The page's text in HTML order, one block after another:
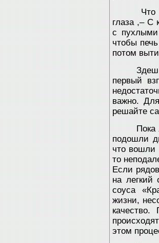
Что
глаза ,– С
с пухлыми
чтобы
потом
первый
важно.
решайте
Пока
подошли
что вошли
то
Если
на легкий
соуса
жизни,
качество.
этом